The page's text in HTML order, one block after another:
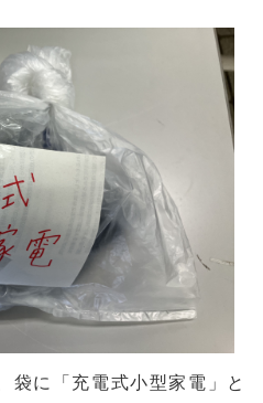
袋に「充電式小型家電」と